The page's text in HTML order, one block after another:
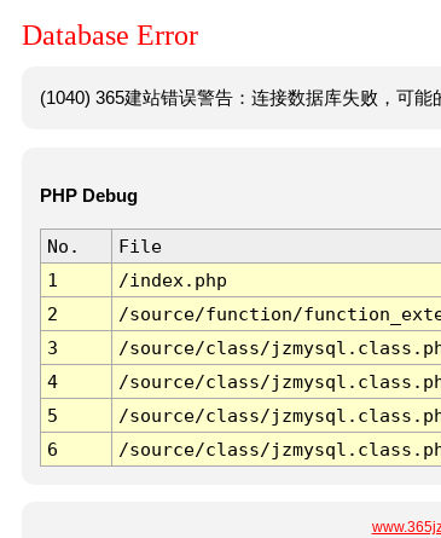
Database Error
(1040) 365建站错误警告：连接数据库失败，可
PHP Debug
No. File
1
/index.php
2
/source/function/
3
/source/class/
4
/source/class/
5
/source/class/
6
/source/class/